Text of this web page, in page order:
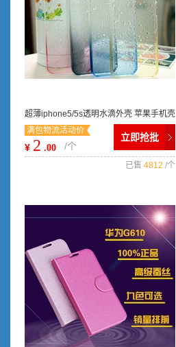
超薄iphone5/5s透明水滴外壳 苹果手机壳
雨滴渐变保护套一件代发
满包物流活动价
¥ 2 .00 /个
立即抢批
已售 4812 /个